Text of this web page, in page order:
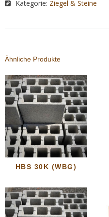
Kategorie: Ziegel & Steine
Ähnliche Produkte
HBS 30K (WBG)